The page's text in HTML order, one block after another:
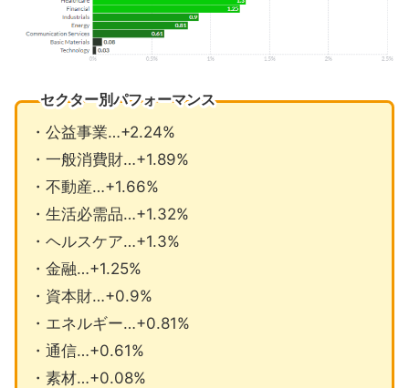
セクター別パフォーマンス
・公益事業…+2.24%
・一般消費財…+1.89%
・不動産…+1.66%
・生活必需品…+1.32%
・ヘルスケア…+1.3%
・金融…+1.25%
・資本財…+0.9%
・エネルギー…+0.81%
・通信…+0.61%
・素材…+0.08%